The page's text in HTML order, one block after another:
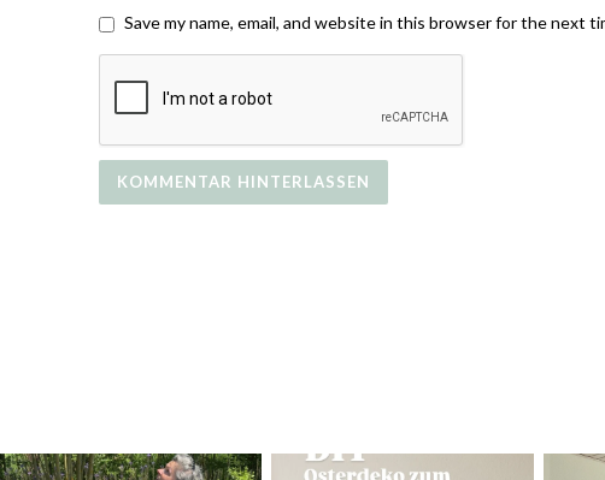
Save my name, email, and website in this browser for the next